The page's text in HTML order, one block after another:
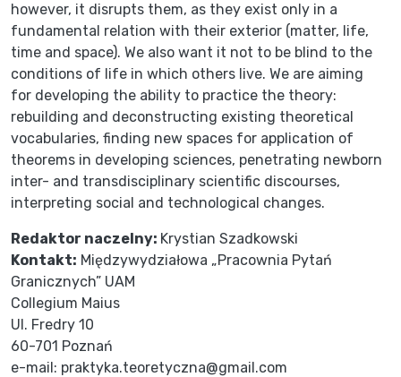
however, it disrupts them, as they exist only in a
fundamental relation with their exterior (matter, life,
time and space). We also want it not to be blind to the
conditions of life in which others live. We are aiming
for developing the ability to practice the theory:
rebuilding and deconstructing existing theoretical
vocabularies, finding new spaces for application of
theorems in developing sciences, penetrating newborn
inter- and transdisciplinary scientific discourses,
interpreting social and technological changes.
Redaktor naczelny: Krystian Szadkowski
Kontakt: Międzywydziałowa „Pracownia Pytań
Granicznych” UAM
Collegium Maius
Ul. Fredry 10
60-701 Poznań
e-mail: praktyka.teoretyczna@gmail.com